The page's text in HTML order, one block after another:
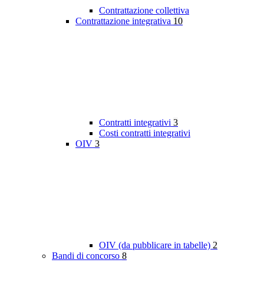
Contrattazione collettiva
Contrattazione integrativa 10
Contratti integrativi 3
Costi contratti integrativi
OIV 3
OIV (da pubblicare in tabelle) 2
Bandi di concorso 8